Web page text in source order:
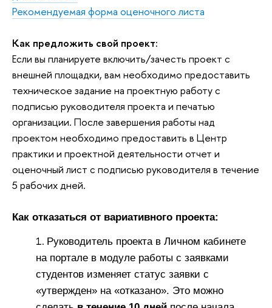
Рекомендуемая форма оценочного листа
Как предложить свой проект:
Если вы планируете включить/зачесть проект с
внешней площадки, вам необходимо предоставить
техническое задание на проектную работу c
подписью руководителя проекта и печатью
организации. После завершения работы над
проектом необходимо предоставить в Центр
практики и проектной деятельности отчет и
оценочный лист с подписью руководителя в течение
5 рабочих дней.
Как отказаться от вариативного проекта:
Руководитель проекта в Личном кабинете
на портале в модуле работы с заявками
студентов изменяет статус заявки с
«утвержден» на «отказано». Это можно